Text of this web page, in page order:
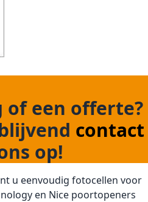
of een offerte?
contact
op!
u eenvoudig fotocellen voor
en Nice poortopeners